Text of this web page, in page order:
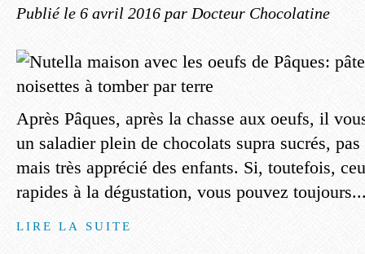
Publié le 6 avril 2016 par Docteur Chocolatine
Après Pâques, après la chasse aux oeufs, il
un saladier plein de chocolats supra sucrés,
mais très apprécié des enfants. Si, toutefois,
rapides à la dégustation, vous pouvez
LIRE LA SUITE